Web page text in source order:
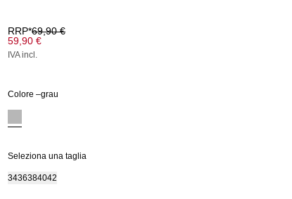
RRP*69,90 €
59,90 €
IVA incl.
Colore –grau
Seleziona una taglia
3436384042